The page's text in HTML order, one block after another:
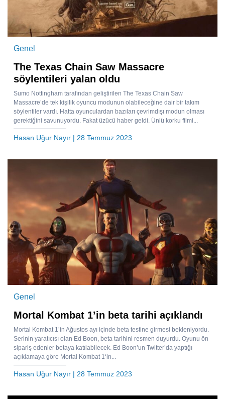
Genel
The Texas Chain Saw Massacre
söylentileri yalan oldu
Sumo Nottingham tarafından geliştirilen The Texas Chain Saw
Massacre’de tek kişilik oyuncu modunun olabileceğine dair bir takım
söylentiler vardı. Hatta oyunculardan bazıları çevrimdışı modun olması
gerektiğini savunuyordu. Fakat üzücü haber geldi. Ünlü korku filmi...
Hasan Uğur Nayır | 28 Temmuz 2023
Genel
Mortal Kombat 1’in beta tarihi açıklandı
Mortal Kombat 1’in Ağustos ayı içinde beta testine girmesi bekleniyordu.
Serinin yaratıcısı olan Ed Boon, beta tarihini resmen duyurdu. Oyunu ön
sipariş edenler betaya katılabilecek. Ed Boon’un Twitter’da yaptığı
açıklamaya göre Mortal Kombat 1‘in...
Hasan Uğur Nayır | 28 Temmuz 2023